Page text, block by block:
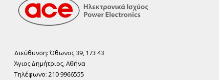
Διεύθυνση: Όθωνος 39, 173 43
Άγιος ∆ηµήτριος, Αθήνα
Τηλέφωνο: 210 9966555